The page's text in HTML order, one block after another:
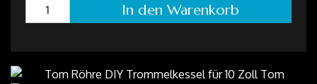
In den Warenkorb